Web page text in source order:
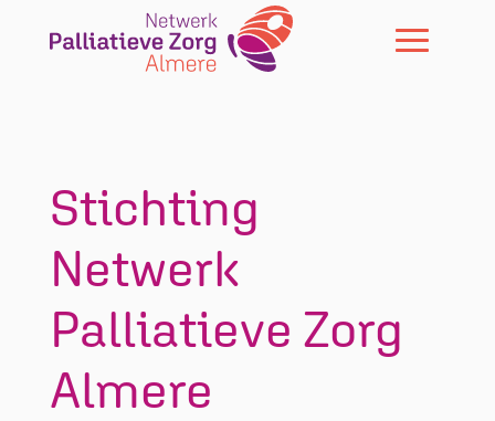
Skip To Content
Stichting
Netwerk
Palliatieve Zorg
Almere